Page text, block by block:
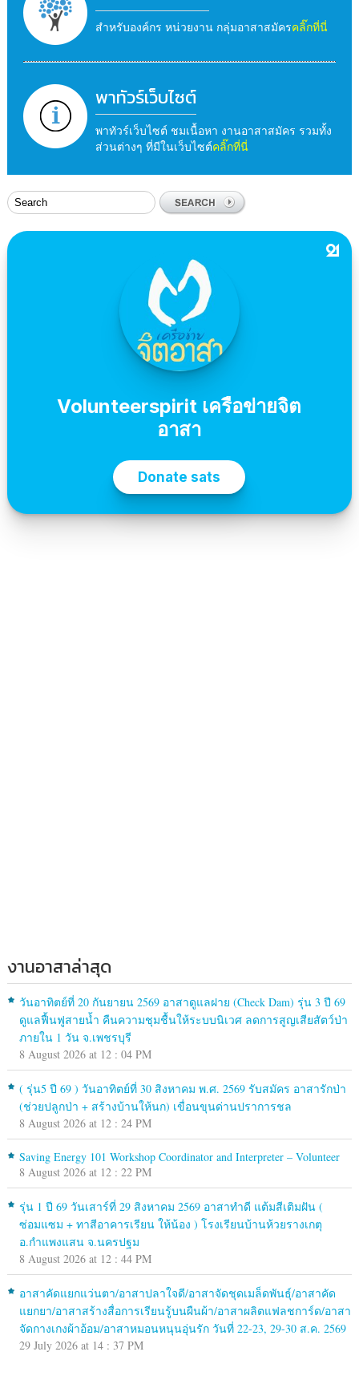
สำหรับองค์กร หน่วยงาน กลุ่มอาสาสมัครคลิ๊กที่นี่
พาทัวร์เว็บไซต์
พาทัวร์เว็บไซต์ ชมเนื้อหา งานอาสาสมัคร รวมทั้ง
ส่วนต่างๆ ที่มีในเว็บไซต์คลิ๊กที่นี่
งานอาสาล่าสุด
วันอาทิตย์ที่ 20 กันยายน 2569 อาสาดูแลฝาย (Check Dam) รุ่น 3 ปี 69
ดูแลฟื้นฟูสายน้ำ คืนความชุมชื้นให้ระบบนิเวศ ลดการสูญเสียสัตว์ป่า
ภายใน 1 วัน จ.เพชรบุรี
8 August 2026 at 12 : 04 PM
( รุ่น5 ปี 69 ) วันอาทิตย์ที่ 30 สิงหาคม พ.ศ. 2569 รับสมัคร อาสารักป่า
(ช่วยปลูกป่า + สร้างบ้านให้นก) เขื่อนขุนด่านปราการชล
8 August 2026 at 12 : 24 PM
Saving Energy 101 Workshop Coordinator and Interpreter – Volunteer
8 August 2026 at 12 : 22 PM
รุ่น 1 ปี 69 วันเสาร์ที่ 29 สิงหาคม 2569 อาสาทำดี แต้มสีเติมฝัน (
ซ่อมแซม + ทาสีอาคารเรียน ให้น้อง ) โรงเรียนบ้านห้วยรางเกตุ
อ.กำแพงแสน จ.นครปฐม
8 August 2026 at 12 : 44 PM
อาสาคัดแยกแว่นตา/อาสาปลาใจดี/อาสาจัดชุดเมล็ดพันธุ์/อาสาคัด
แยกยา/อาสาสร้างสื่อการเรียนรู้บนผืนผ้า/อาสาผลิตแฟลชการ์ด/อาสา
จัดกางเกงผ้าอ้อม/อาสาหมอนหนุนอุ่นรัก วันที่ 22-23, 29-30 ส.ค. 2569
29 July 2026 at 14 : 37 PM